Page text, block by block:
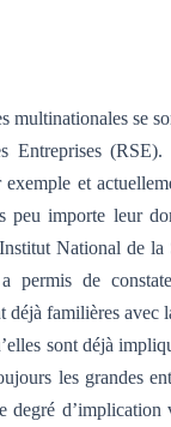
multinationales se
Entreprises
et
peu importe leur
National de la
a permis de
déjà familières avec
sont déjà
les grandes
degré